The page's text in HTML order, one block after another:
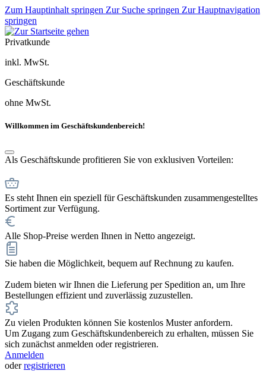
Zum Hauptinhalt springen Zur Suche springen Zur Hauptnavigation
springen
Privatkunde
inkl. MwSt.
Geschäftskunde
ohne MwSt.
Willkommen im Geschäftskundenbereich!
Als Geschäftskunde profitieren Sie von exklusiven Vorteilen:
Es steht Ihnen ein speziell für Geschäftskunden zusammengestelltes
Sortiment zur Verfügung.
Alle Shop-Preise werden Ihnen in Netto angezeigt.
Sie haben die Möglichkeit, bequem auf Rechnung zu kaufen.
Zudem bieten wir Ihnen die Lieferung per Spedition an, um Ihre
Bestellungen effizient und zuverlässig zuzustellen.
Zu vielen Produkten können Sie kostenlos Muster anfordern.
Um Zugang zum Geschäftskundenbereich zu erhalten, müssen Sie
sich zunächst anmelden oder registrieren.
Anmelden
oderregistrieren